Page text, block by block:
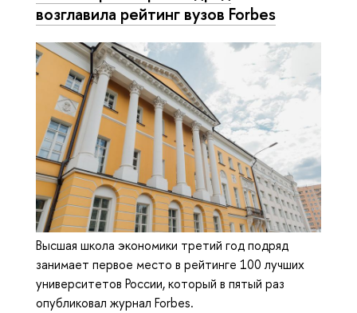
возглавила рейтинг вузов Forbes
Высшая школа экономики третий год подряд
занимает первое место в рейтинге 100 лучших
университетов России, который в пятый раз
опубликовал журнал Forbes.